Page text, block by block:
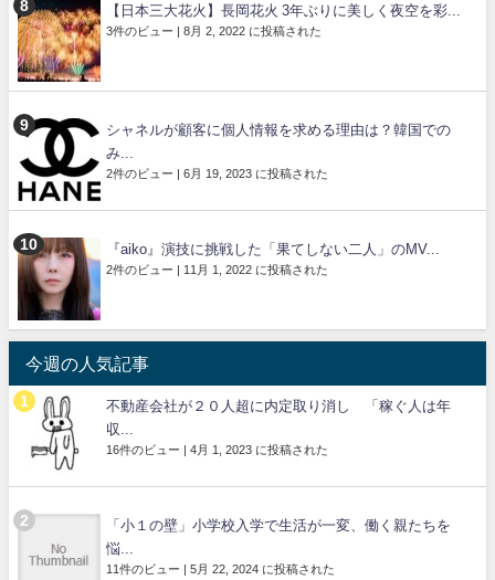
【日本三大花火】長岡花火 3年ぶりに美しく夜空を彩...
3件のビュー | 8月 2, 2022 に投稿された
シャネルが顧客に個人情報を求める理由は？韓国での
み...
2件のビュー | 6月 19, 2023 に投稿された
『aiko』演技に挑戦した「果てしない二人」のMV...
2件のビュー | 11月 1, 2022 に投稿された
今週の人気記事
不動産会社が２０人超に内定取り消し 「稼ぐ人は年
収...
16件のビュー | 4月 1, 2023 に投稿された
「小１の壁」小学校入学で生活が一変、働く親たちを
悩...
11件のビュー | 5月 22, 2024 に投稿された